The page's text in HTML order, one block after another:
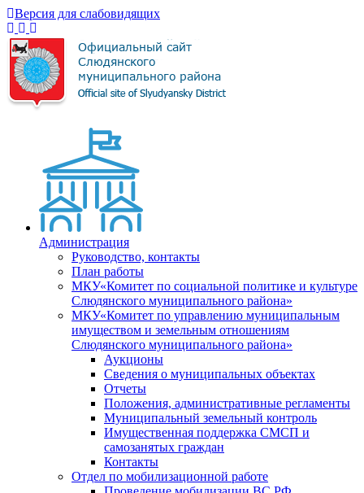
Версия для слабовидящих
Администрация
Руководство, контакты
План работы
МКУ«Комитет по социальной политике и культуре
Слюдянского муниципального района»
МКУ«Комитет по управлению муниципальным
имуществом и земельным отношениям
Слюдянского муниципального района»
Аукционы
Сведения о муниципальных объектах
Отчеты
Положения, административные регламенты
Муниципальный земельный контроль
Имущественная поддержка СМСП и
самозанятых граждан
Контакты
Отдел по мобилизационной работе